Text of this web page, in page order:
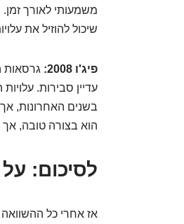
משמעותי לאורך זמן.
שיכול להוזיל את
פיג'ו 2008:
עדיין סבירות.
הוא בצורה טובה, אך
לסיכום:
אז אחרי כל ההשוואה